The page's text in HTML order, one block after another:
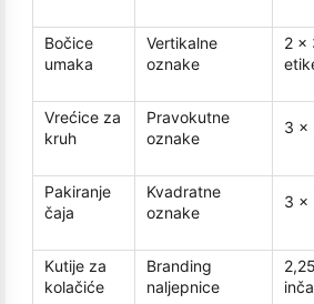
Bočice
umaka
Vertikalne
oznake
2 x
Vrećice za
kruh
Pravokutne
oznake
3 x
Pakiranje
čaja
Kvadratne
oznake
3 x
Kutije za
kolačiće
Branding
naljepnice